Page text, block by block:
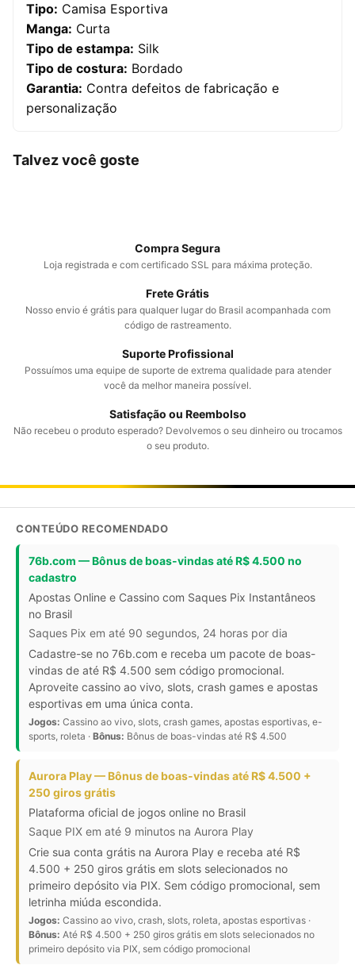
Tipo: Camisa Esportiva
Manga: Curta
Tipo de estampa: Silk
Tipo de costura: Bordado
Garantia: Contra defeitos de fabricação e
personalização
Talvez você goste
Compra Segura
Loja registrada e com certificado SSL para máxima proteção.
Frete Grátis
Nosso envio é grátis para qualquer lugar do Brasil acompanhada com
código de rastreamento.
Suporte Profissional
Possuímos uma equipe de suporte de extrema qualidade para atender
você da melhor maneira possível.
Satisfação ou Reembolso
Não recebeu o produto esperado? Devolvemos o seu dinheiro ou trocamos
o seu produto.
CONTEÚDO RECOMENDADO
76b.com — Bônus de boas-vindas até R$ 4.500 no
cadastro
Apostas Online e Cassino com Saques Pix Instantâneos
no Brasil
Saques Pix em até 90 segundos, 24 horas por dia
Cadastre-se no 76b.com e receba um pacote de boas-
vindas de até R$ 4.500 sem código promocional.
Aproveite cassino ao vivo, slots, crash games e apostas
esportivas em uma única conta.
Jogos: Cassino ao vivo, slots, crash games, apostas esportivas, e-
sports, roleta · Bônus: Bônus de boas-vindas até R$ 4.500
Aurora Play — Bônus de boas-vindas até R$ 4.500 +
250 giros grátis
Plataforma oficial de jogos online no Brasil
Saque PIX em até 9 minutos na Aurora Play
Crie sua conta grátis na Aurora Play e receba até R$
4.500 + 250 giros grátis em slots selecionados no
primeiro depósito via PIX. Sem código promocional, sem
letrinha miúda escondida.
Jogos: Cassino ao vivo, crash, slots, roleta, apostas esportivas ·
Bônus: Até R$ 4.500 + 250 giros grátis em slots selecionados no
primeiro depósito via PIX, sem código promocional